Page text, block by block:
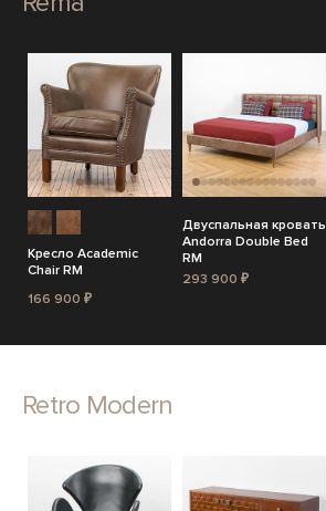
Кресло Academic
Chair RM
166 900 ₽
Двуспальная кровать
Andorra Double Bed
RM
293 900 ₽
Retro Modern